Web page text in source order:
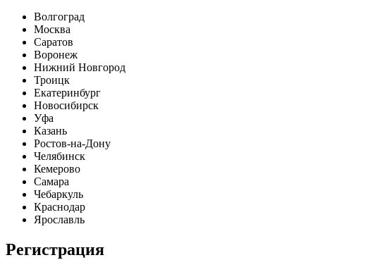
Волгоград
Москва
Саратов
Воронеж
Нижний Новгород
Троицк
Екатеринбург
Новосибирск
Уфа
Казань
Ростов-на-Дону
Челябинск
Кемерово
Самара
Чебаркуль
Краснодар
Ярославль
Регистрация